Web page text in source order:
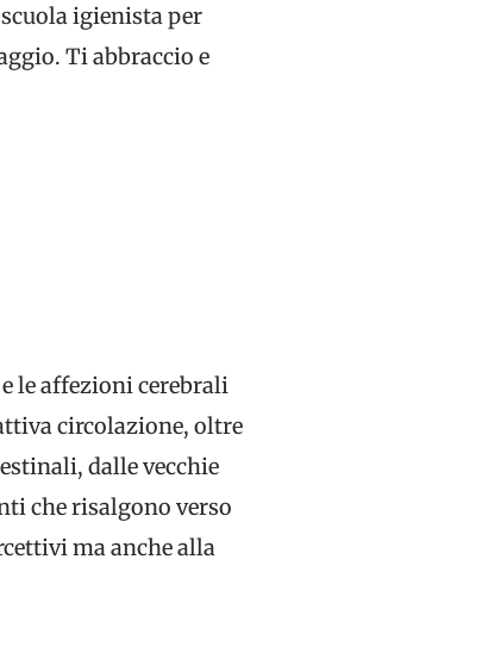
igienista per
Ti abbraccio e
le affezioni cerebrali
circolazione, oltre
dalle vecchie
che risalgono verso
ma anche alla